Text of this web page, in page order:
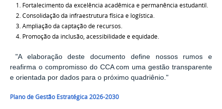
Fortalecimento da excelência acadêmica e permanência estudantil.
Consolidação da infraestrutura física e logística.
Ampliação da captação de recursos.
Promoção da inclusão, acessibilidade e equidade.
"A elaboração deste documento define nossos rumos e
reafirma o compromisso do CCA com uma gestão transparente
e orientada por dados para o próximo quadriênio."
Plano de Gestão Estratégica 2026-2030